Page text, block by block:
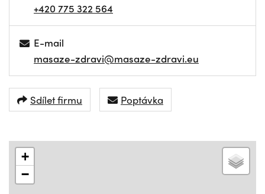
+420 775 322 564
E-mail
masaze-zdravi@masaze-zdravi.eu
Sdílet firmu Poptávka
+
−